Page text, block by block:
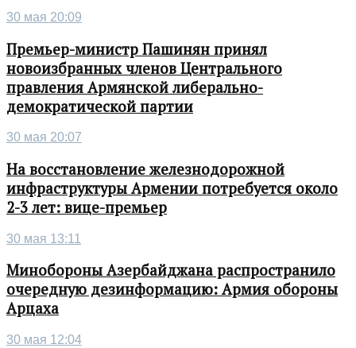
30 мая 20:09
Премьер-министр Пашинян принял
новоизбранных членов Центрального
правления Армянской либерально-
демократической партии
30 мая 20:07
На восстановление железнодорожной
инфраструктуры Армении потребуется около
2-3 лет: вице-премьер
30 мая 13:11
Минобороны Азербайджана распространило
очередную дезинформацию: Армия обороны
Арцаха
30 мая 12:04